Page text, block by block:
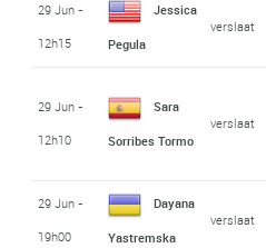
29 Jun -
12h15
Jessica
Pegula
verslaat
29 Jun -
12h10
Sara
Sorribes Tormo
verslaat
29 Jun -
19h00
Dayana
Yastremska
verslaat